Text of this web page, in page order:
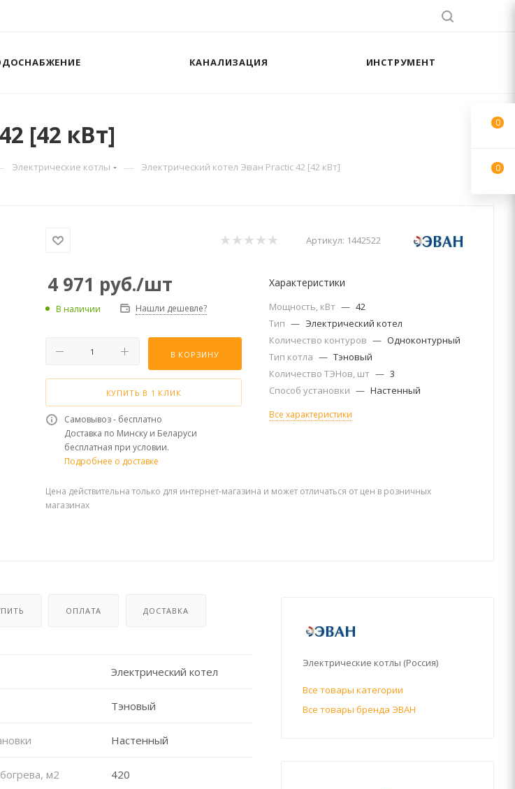
КАНАЛИЗАЦИЯ ИНСТРУМЕНТ
[42 кВт]
Электрические котлы — Электрический котел Эван Practic 42 [42 кВт]
Артикул: 1442522
4 971 руб./шт
В наличии Нашли дешевле?
В КОРЗИНУ
КУПИТЬ В 1 КЛИК
Самовывоз - бесплатно
Доставка по Минску и Беларуси
бесплатная при условии.
Подробнее о доставке
Характеристики
Мощность, кВт — 42
Тип — Электрический котел
Количество контуров — Одноконтурный
Тип котла — Тэновый
Количество ТЭНов, шт — 3
Способ установки — Настенный
Все характеристики
Цена действительна только для интернет-магазина и может отличаться от цен в розничных
магазинах
ОПЛАТА ДОСТАВКА
Электрический котел
Тэновый
Настенный
м2 420
Электрические котлы (Россия)
Все товары категории
Все товары бренда ЭВАН
0
0